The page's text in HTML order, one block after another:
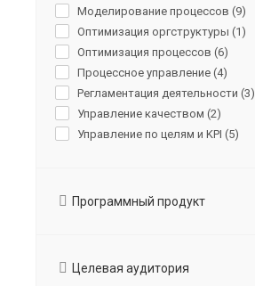
Моделирование процессов (9)
Оптимизация оргструктуры (1)
Оптимизация процессов (6)
Процессное управление (4)
Регламентация деятельности (3)
Управление качеством (2)
Управление по целям и KPI (5)
Программный продукт
Целевая аудитория